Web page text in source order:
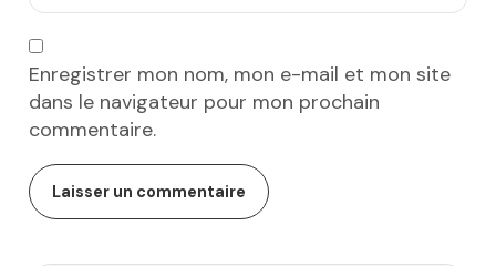
Enregistrer mon nom, mon e-mail et mon site
dans le navigateur pour mon prochain
commentaire.